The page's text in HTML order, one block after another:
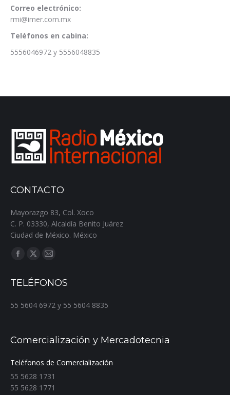
Correo electrónico:
rmi@imer.com.mx
Teléfonos en cabina:
5556046972 y 5556048835
CONTACTO
Mayorazgo 83, Col. Xoco
C. P. 03330, Alcaldía Benito Juárez
Ciudad de México. México
Encuéntranos en:
Facebook
opens
X
opens
Mail
opens
new
TELÉFONOS
55 5604 6972 y 55 5604 8835
Comercialización y Mercadotecnia
Teléfonos de Comercialización
55 5628 1731
55 5628 1771